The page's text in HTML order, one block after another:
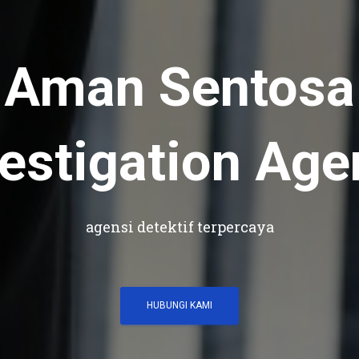
Aman Sentosa
agensi detektif terpercaya
HUBUNGI KAMI